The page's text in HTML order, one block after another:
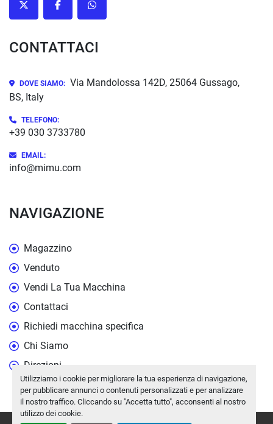
Utilizziamo i cookie per migliorare la tua esperienza di navigazione,
per pubblicare annunci o contenuti personalizzati e per analizzare
il nostro traffico. Cliccando su "Accetta tutto", acconsenti al nostro
utilizzo dei cookie.
twitter facebookwhatsapp
CONTATTACI
DOVE SIAMO: Via Mandolossa 142D, 25064 Gussago,
BS, Italy
TELEFONO:
+39 030 3733780
EMAIL:
info@mimu.com
NAVIGAZIONE
Magazzino
Venduto
Vendi La Tua Macchina
Contattaci
Richiedi macchina specifica
Chi Siamo
Direzioni